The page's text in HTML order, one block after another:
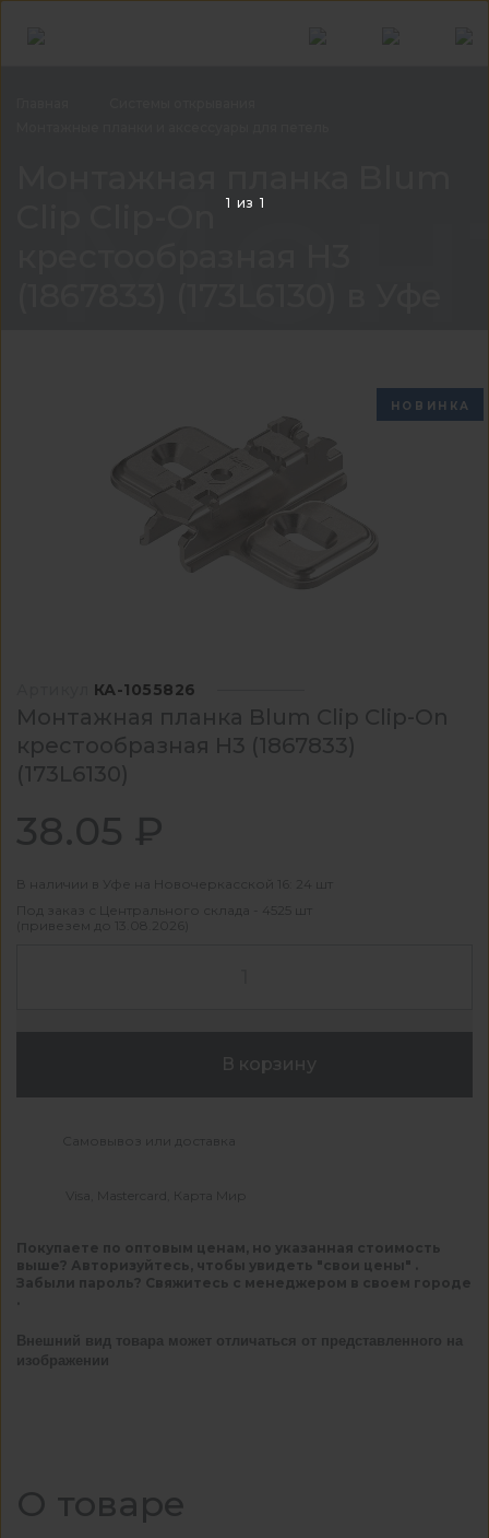
НОВИНКА
КА-1055826
Монтажная планка Blum Clip Clip-On
крестообразная Н3 (1867833)
(173L6130)
38.05 ₽
В наличии в Уфе на Новочеркасской 16: 24 шт
Под заказ с Центрального склада - 4525 шт
(привезем до 13.08.2026)
В корзину
Самовывоз или доставка
Visa, Mastercard, Карта Мир
Покупаете по оптовым ценам, но указанная стоимость
выше? Авторизуйтесь, чтобы увидеть "свои цены" .
Забыли пароль? Свяжитесь с менеджером в своем городе
Внешний вид товара может отличаться от представленного на
изображении
О товаре
1 из 1